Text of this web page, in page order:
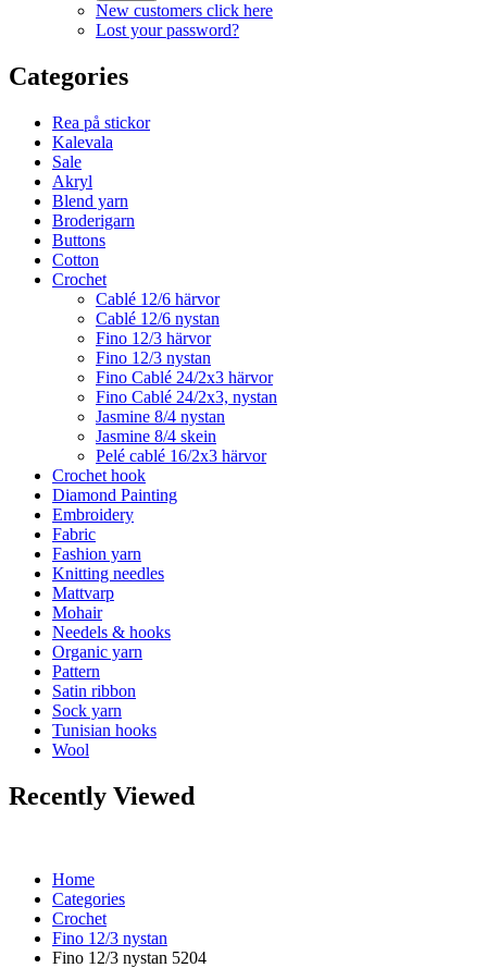
New customers click here
Lost your password?
Categories
Rea på stickor
Kalevala
Sale
Akryl
Blend yarn
Broderigarn
Buttons
Cotton
Crochet
Cablé 12/6 härvor
Cablé 12/6 nystan
Fino 12/3 härvor
Fino 12/3 nystan
Fino Cablé 24/2x3 härvor
Fino Cablé 24/2x3, nystan
Jasmine 8/4 nystan
Jasmine 8/4 skein
Pelé cablé 16/2x3 härvor
Crochet hook
Diamond Painting
Embroidery
Fabric
Fashion yarn
Knitting needles
Mattvarp
Mohair
Needels & hooks
Organic yarn
Pattern
Satin ribbon
Sock yarn
Tunisian hooks
Wool
Recently Viewed
Home
Categories
Crochet
Fino 12/3 nystan
Fino 12/3 nystan 5204